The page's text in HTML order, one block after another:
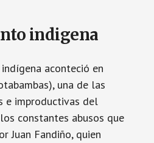
indigena
aconteció en
una de las
e improductivas del
constantes abusos que
Juan Fandiño, quien